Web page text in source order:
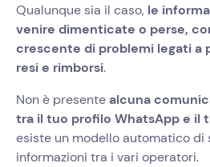
Qualunque sia il caso, le
venire dimenticate o perse,
crescente di problemi legati a
resi e rimborsi.
Non è presentealcuna
tra il tuo profilo WhatsApp e il
esiste un modello automatico di
informazioni tra i vari operatori.